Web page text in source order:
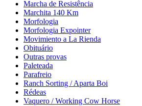
Marcha de Resistência
Marchita 140 Km
Morfologia
Morfologia Expointer
Movimiento a La Rienda
Obituário
Outras provas
Paleteada
Parafreio
Ranch Sorting / Aparta Boi
Rédeas
Vaquero / Working Cow Horse